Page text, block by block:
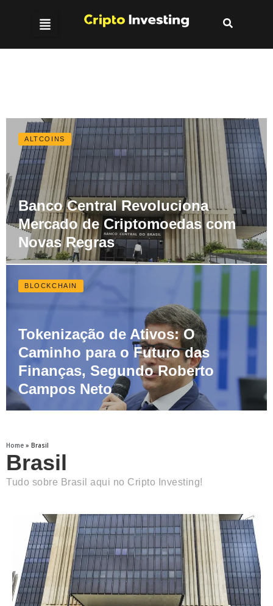
ALTCOINS
Banco Central Revoluciona
Mercado de Criptomoedas com
Novas Regras
BLOCKCHAIN
Tokenização de Ativos: O
Caminho para o Futuro das
Finanças, Segundo Roberto
Campos Neto
Home » Brasil
Brasil
Tudo sobre Brasil aqui no Cripto Investing!